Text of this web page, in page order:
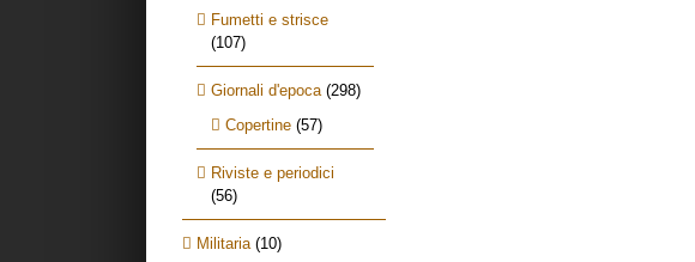
Fumetti e strisce
(107)
Giornali d'epoca (298)
Copertine (57)
Riviste e periodici
(56)
Militaria (10)